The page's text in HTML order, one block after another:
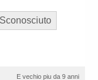
Sconosciuto
E vechio piu da 9 anni